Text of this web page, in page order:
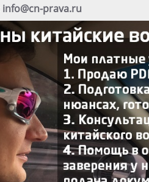
info@cn-prava.ru